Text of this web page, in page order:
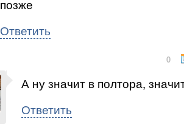
позже
Ответить
0
А ну значит в полтора,
Ответить